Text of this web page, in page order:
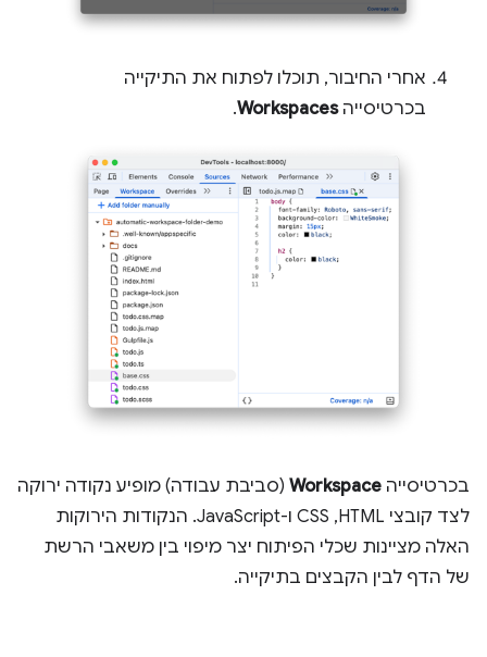
אחרי החיבור, תוכלו לפתוח את התיקייה
בכרטיסייהWorkspaces
.
בכרטיסייה Workspace (סביבת עבודה) מופיע נקודה ירוקה
לצד קובצי HTML,‏ CSS ו-JavaScript. הנקודות הירוקות
האלה מציינות שכלי הפיתוח יצר מיפוי בין משאבי הרשת
של הדף לבין הקבצים בתיקייה.